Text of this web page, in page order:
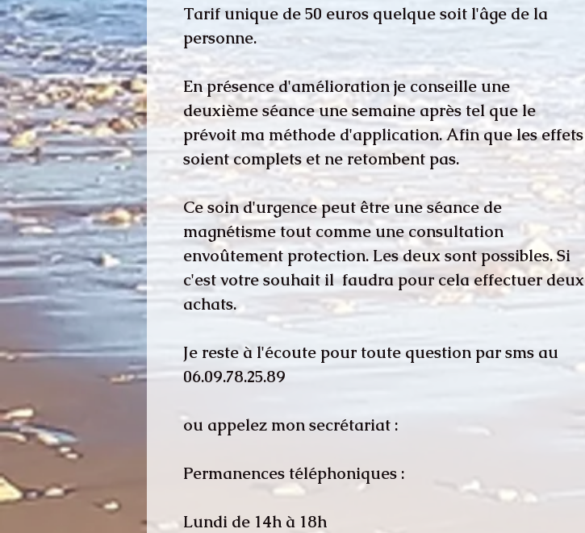
Tarif unique de 50 euros quelque soit l'âge de la
personne.
En présence d'amélioration je conseille une
deuxième séance une semaine après tel que le
prévoit ma méthode d'application. Afin que les effets
soient complets et ne retombent pas.
Ce soin d'urgence peut être une séance de
magnétisme tout comme une consultation
envoûtement protection. Les deux sont possibles. Si
c'est votre souhait il faudra pour cela effectuer deux
achats.
Je reste à l'écoute pour toute question par sms au
06.09.78.25.89
ou appelez mon secrétariat :
Permanences téléphoniques :
​Lundi de 14h à 18h